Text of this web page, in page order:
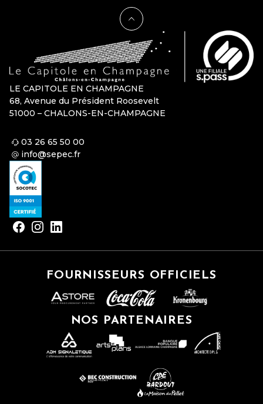
LE CAPITOLE EN CHAMPAGNE
68, Avenue du Président Roosevelt
51000 – CHALONS-EN-CHAMPAGNE
03 26 65 50 00
info@sepec.fr
FOURNISSEURS OFFICIELS
NOS PARTENAIRES